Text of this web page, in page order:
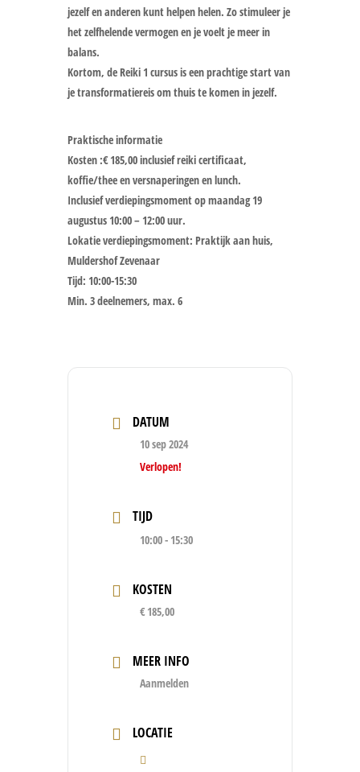
jezelf en anderen kunt helpen helen. Zo stimuleer je
het zelfhelende vermogen en je voelt je meer in
balans.
Kortom, de Reiki 1 cursus is een prachtige start van
je transformatiereis om thuis te komen in jezelf.
Praktische informatie
Kosten :€ 185,00 inclusief reiki certificaat,
koffie/thee en versnaperingen en lunch.
Inclusief verdiepingsmoment op maandag 19
augustus 10:00 – 12:00 uur.
Lokatie verdiepingsmoment: Praktijk aan huis,
Muldershof Zevenaar
Tijd: 10:00-15:30
Min. 3 deelnemers, max. 6
DATUM
10 sep 2024
Verlopen!
TIJD
10:00 - 15:30
KOSTEN
€ 185,00
MEER INFO
Aanmelden
LOCATIE